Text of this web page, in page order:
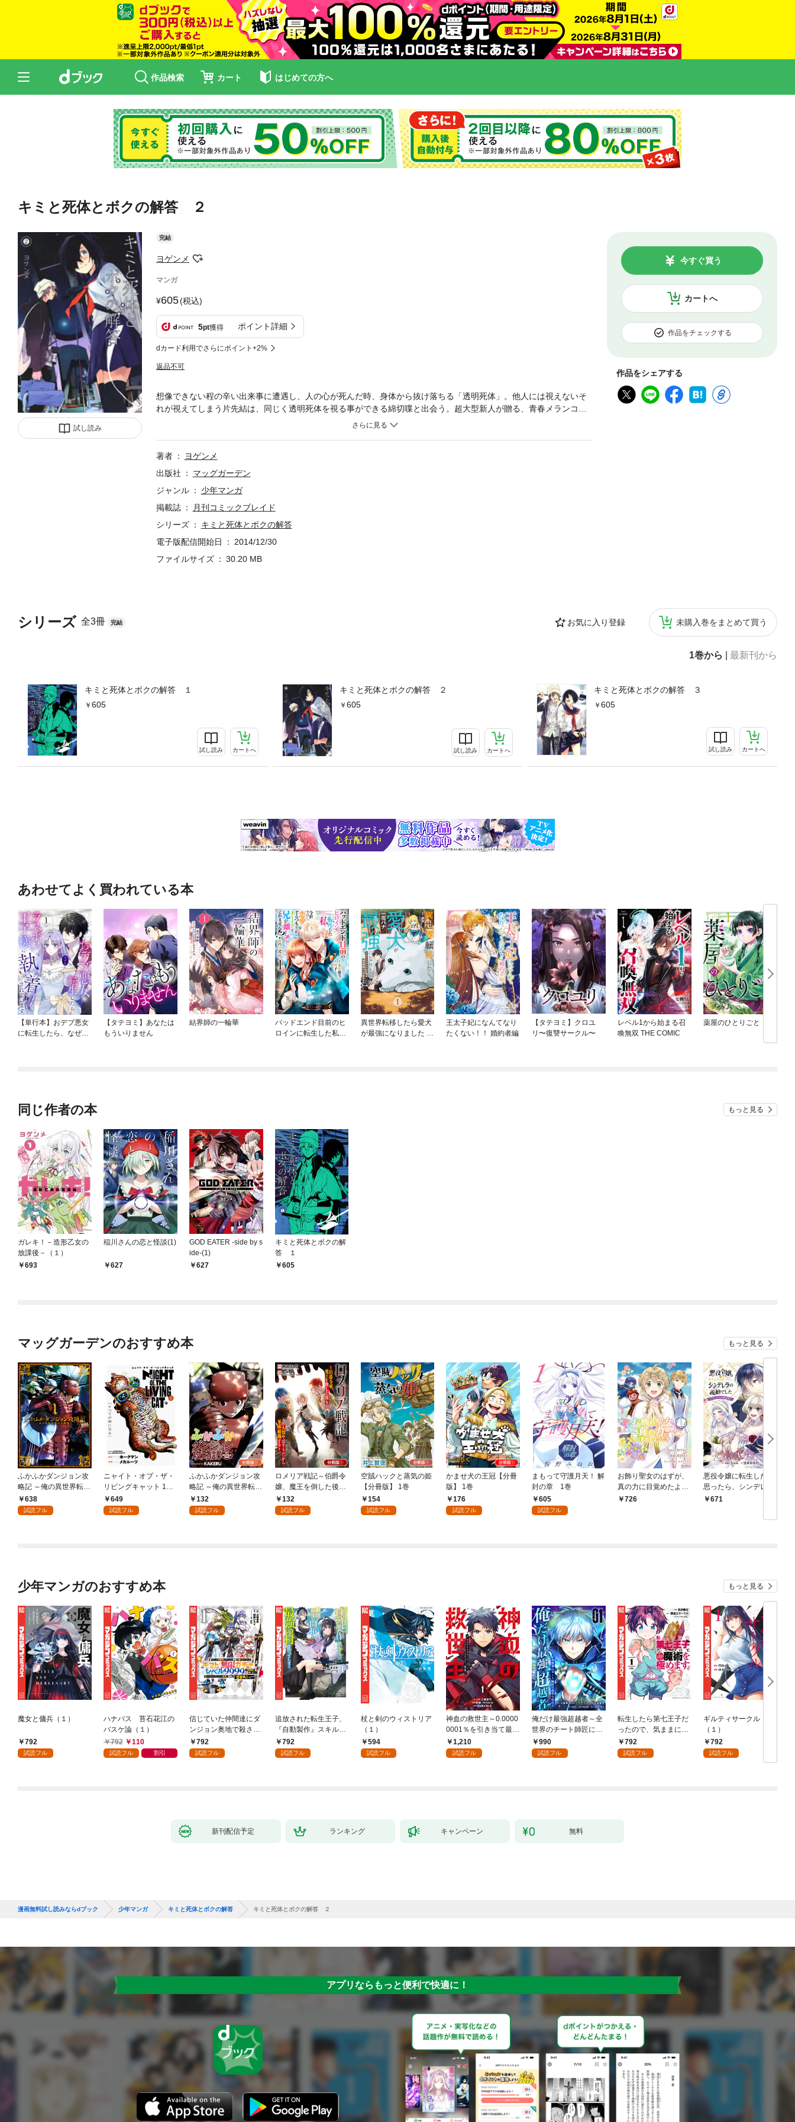
作品検索 カート はじめての方へ
キミと死体とボクの解答 ２
試し読み
完結
ヨゲンメ
マンガ
605(税込)
5pt獲得 ポイント詳細
dカード利用でさらにポイント+2%
返品不可
カートへ
今すぐ買う
作品をチェックする
作品をシェアする
シリーズ 全3冊 完結 お気に入り登録 未購入巻をまとめて買う
1巻から 最新刊から
キミと死体とボクの解答 １
605
試し読み カートへ
キミと死体とボクの解答 ２
605
試し読み カートへ
キミと死体とボクの解答 ３
605
試し読み カートへ
想像できない程の辛い出来事に遭遇し、人の心が死んだ時、身体から抜け落ちる「透明死体」。他人には視えないそ
れが視えてしまう片先結は、同じく透明死体を視る事ができる綿切喋と出会う。超大型新人が贈る、青春メランコリ
著者
ヨゲンメ
出版社
マッグガーデン
ジャンル
少年マンガ
掲載誌
月刊コミックブレイド
シリーズ
キミと死体とボクの解答
電子版配信開始日
2014/12/30
ファイルサイズ
30.20 MB
あわせてよく買われている本
【単行本】おデブ悪女
に転生したら、なぜか
【タテヨミ】あなたは
もういりません
結界師の一輪華
バッドエンド目前のヒ
ロインに転生した私、
異世界転移したら愛犬
が最強になりました ～
王太子妃になんてなり
たくない！！ 婚約者編
【タテヨミ】クロユ
リ〜復讐サークル〜
レベル1から始まる召
喚無双 THE COMIC
薬屋のひとりごと
同じ作者の本 もっと見る
ガレキ！－造形乙女の
放課後－（１）
693
稲川さんの恋と怪談(1)
627
GOD EATER -side by s
ide-(1)
627
キミと死体とボクの解
答 １
605
マッグガーデンのおすすめ本 もっと見る
ふかふかダンジョン攻
略記 ～俺の異世界転生
冒険譚～ 1巻
638
試読フル
ニャイト・オブ・ザ・
リビングキャット 1巻
すべてが猫になる
649
試読フル
ふかふかダンジョン攻
略記 ～俺の異世界転生
冒険譚～【分冊版】 1
巻
132
試読フル
ロメリア戦記～伯爵令
嬢、魔王を倒した後も
人類やばそうだから軍
隊組織する～【分冊
132
試読フル
空賊ハックと蒸気の姫
【分冊版】 1巻
154
試読フル
かませ犬の王冠【分冊
版】 1巻
176
試読フル
まもって守護月天！ 解
封の章 1巻
605
試読フル
お飾り聖女のはずが、
真の力に目覚めたよう
です THE COMIC 1巻
726
悪役令嬢に転生したと
思ったら、シンデレラ
の義姉でした ～シンデ
671
少年マンガのおすすめ本 もっと見る
魔女と傭兵（１）
792
試読フル
ハナバス 苔石花江の
バスケ論（１）
792
110
試読フル 割引
信じていた仲間達にダ
ンジョン奥地で殺され
かけたがギフト『無限
ガチャ』でレベル９９
792
試読フル
追放された転生王子、
『自動製作』スキルで
領地を爆速で開拓し最
強の村を作ってしまう
792
試読フル
杖と剣のウィストリア
（１）
594
試読フル
神血の救世主～0.0000
0001％を引き当て最強
へ～【電子書籍特典
付】（１）
1,210
試読フル
俺だけ最強超越者～全
世界のチート師匠に認
められた～【単行本】
（１）
990
試読フル
転生したら第七王子だ
ったので、気ままに魔
術を極めます（１）
792
試読フル
ギルティサークル
（１）
792
試読フル
新刊配信予定 ランキング キャンペーン 無料
漫画無料試し読みならdブック 少年マンガ キミと死体とボクの解答 キミと死体とボクの解答 ２
アプリならもっと便利で快適に！